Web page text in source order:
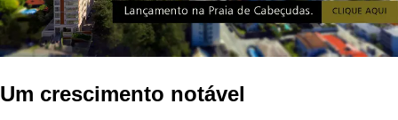
Um crescimento notável